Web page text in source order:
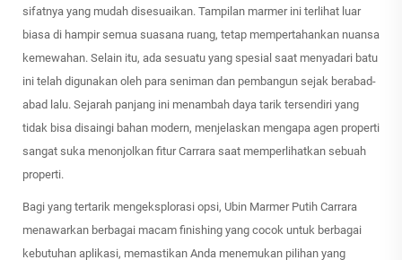
sifatnya yang mudah disesuaikan. Tampilan marmer ini terlihat luar
biasa di hampir semua suasana ruang, tetap mempertahankan nuansa
kemewahan. Selain itu, ada sesuatu yang spesial saat menyadari batu
ini telah digunakan oleh para seniman dan pembangun sejak berabad-
abad lalu. Sejarah panjang ini menambah daya tarik tersendiri yang
tidak bisa disaingi bahan modern, menjelaskan mengapa agen properti
sangat suka menonjolkan fitur Carrara saat memperlihatkan sebuah
properti.
Bagi yang tertarik mengeksplorasi opsi, Ubin Marmer Putih Carrara
menawarkan berbagai macam finishing yang cocok untuk berbagai
kebutuhan aplikasi, memastikan Anda menemukan pilihan yang